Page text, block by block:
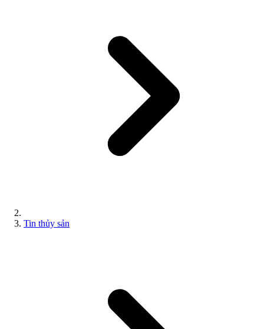
Tin thủy sản